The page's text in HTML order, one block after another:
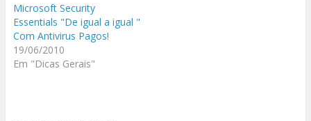
Microsoft Security
Essentials "De igual a igual "
Com Antivirus Pagos!
19/06/2010
Em "Dicas Gerais"